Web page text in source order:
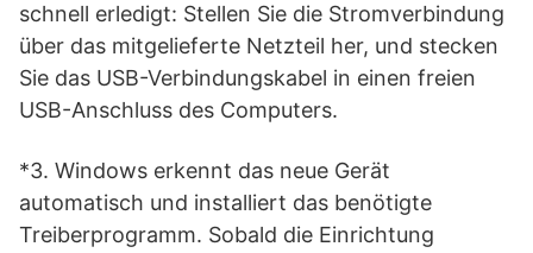
schnell erledigt: Stellen Sie die Stromverbindung
über das mitgelieferte Netzteil her, und stecken
Sie das USB-Verbindungskabel in einen freien
USB-Anschluss des Computers.
*3. Windows erkennt das neue Gerät
automatisch und installiert das benötigte
Treiberprogramm. Sobald die Einrichtung